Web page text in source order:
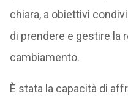
chiara, a obiettivi
di prendere e gestire la
cambiamento.
È stata la capacità di